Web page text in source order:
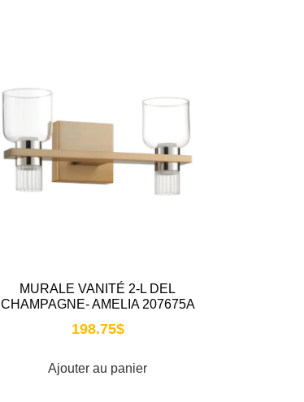
MURALE VANITÉ 2-L DEL
CHAMPAGNE- AMELIA 207675A
198.75$
Ajouter au panier